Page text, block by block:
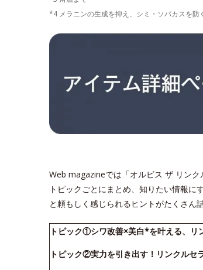
*4 メラニンの生成を抑え、シミ・ソバカスを防
Web magazineでは「オルビス ザ リン
トピックごとにまとめ、知りたい情報
と頼もしく感じられるヒントがたくさん
トピック①シワ改善×美白*を叶える、リ
トピック②実力を引き出す！リンクルセ